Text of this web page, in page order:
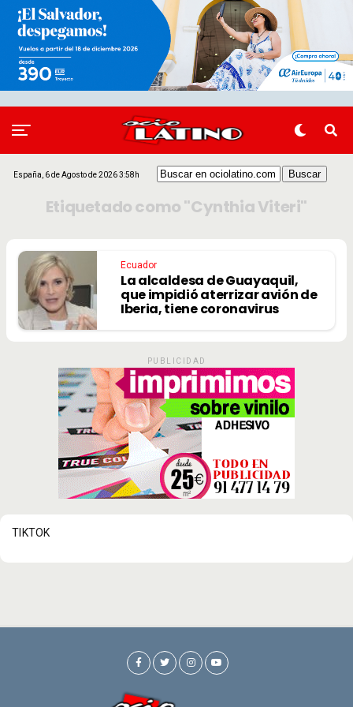
España, 6 de Agosto de 2026 3:58h
Etiquetado como "Cynthia Viteri"
Ecuador
La alcaldesa de Guayaquil,
que impidió aterrizar avión de
Iberia, tiene coronavirus
PUBLICIDAD
TIKTOK